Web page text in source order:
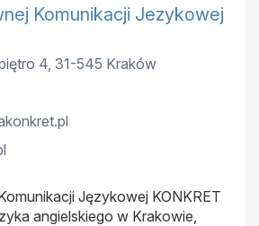
Komunikacji Jezykowej
4, 31-545 Kraków
Językowej KONKRET
angielskiego w Krakowie,